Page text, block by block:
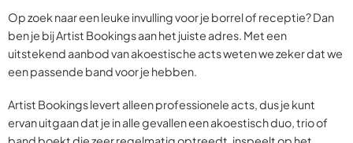
Op zoek naar een leuke invulling voor je borrel of receptie? Dan
ben je bij Artist Bookings aan het juiste adres. Met een
uitstekend aanbod van akoestische acts weten we zeker dat we
een passende band voor je hebben.
Artist Bookings levert alleen professionele acts, dus je kunt
ervan uitgaan dat je in alle gevallen een akoestisch duo, trio of